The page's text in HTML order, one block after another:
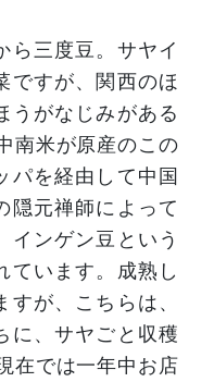
ら三度豆。サヤイ
ですが、関西のほ
うがなじみがある
南米が原産のこの
パを経由して中国
隠元禅師によって
インゲン豆という
ています。成熟し
が、こちらは、
に、サヤごと収穫
在では一年中お店